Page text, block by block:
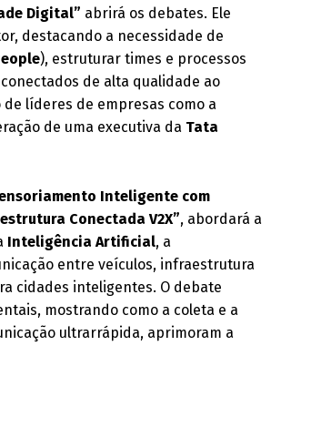
Digital” abrirá os debates. Ele
destacando a necessidade de
), estruturar times e processos
de alta qualidade ao
líderes de empresas como a
de uma executiva da Tata
Inteligente com
Conectada V2X”, abordará a
Inteligência Artificial, a
entre veículos, infraestrutura
cidades inteligentes. O debate
mostrando como a coleta e a
ultrarrápida, aprimoram a